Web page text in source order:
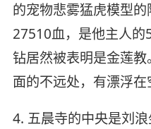
的宠物悲雾猛虎模型
27510血，是他主人
钻居然被表明是金莲
面的不远处，有漂浮在
4. 五晨寺的中央是刘